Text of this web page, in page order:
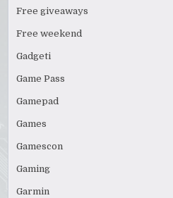
Free giveaways
Free weekend
Gadgeti
Game Pass
Gamepad
Games
Gamescon
Gaming
Garmin